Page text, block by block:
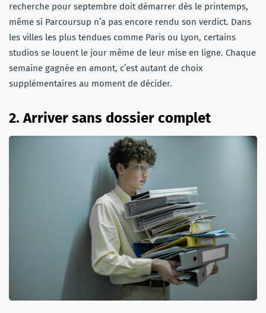
recherche pour septembre doit démarrer dès le printemps,
même si Parcoursup n’a pas encore rendu son verdict. Dans
les villes les plus tendues comme Paris ou Lyon, certains
studios se louent le jour même de leur mise en ligne. Chaque
semaine gagnée en amont, c’est autant de choix
supplémentaires au moment de décider.
2. Arriver sans dossier complet